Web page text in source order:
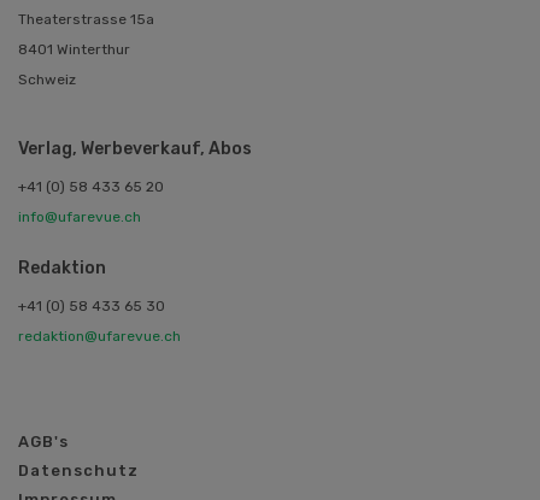
Theaterstrasse 15a
8401 Winterthur
Schweiz
Verlag, Werbeverkauf, Abos
+41 (0) 58 433 65 20
info@ufarevue.ch
Redaktion
+41 (0) 58 433 65 30
redaktion@ufarevue.ch
AGB's
Datenschutz